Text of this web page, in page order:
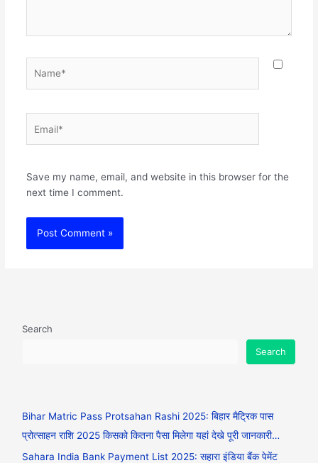
Save my name, email, and website in this browser for the
next time I comment.
Search
Search
Bihar Matric Pass Protsahan Rashi 2025: बिहार मैट्रिक पास
प्रोत्साहन राशि 2025 किसको कितना पैसा मिलेगा यहां देखे पूरी जानकारी…
Sahara India Bank Payment List 2025: सहारा इंडिया बैंक पेमेंट